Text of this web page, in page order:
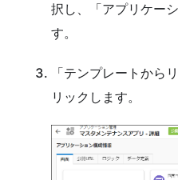
択し、「アプリケー
す。
「テンプレートから
リックします。